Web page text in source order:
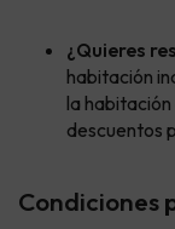
¿Quieres
habitación
la
descuentos
Condiciones